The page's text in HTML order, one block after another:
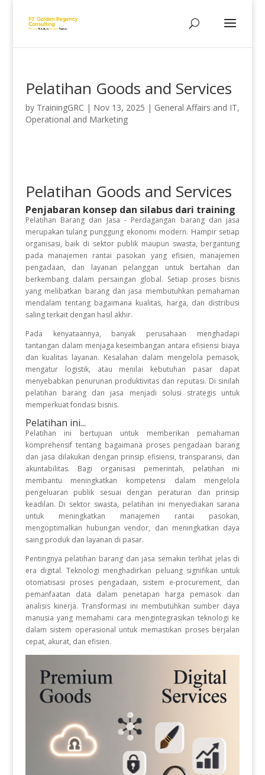
Pelatihan Goods and Services
by TrainingGRC | Nov 13, 2025 | General Affairs and IT,
Operational and Marketing
Pelatihan Goods and Services
Penjabaran konsep dan silabus dari training
Pelatihan Barang dan Jasa - Perdagangan barang dan jasa
merupakan tulang punggung ekonomi modern. Hampir setiap
organisasi, baik di sektor publik maupun swasta, bergantung
pada manajemen rantai pasokan yang efisien, manajemen
pengadaan, dan layanan pelanggan untuk bertahan dan
berkembang dalam persaingan global. Setiap proses bisnis
yang melibatkan barang dan jasa membutuhkan pemahaman
mendalam tentang bagaimana kualitas, harga, dan distribusi
saling terkait dengan hasil akhir.
Pada kenyataannya, banyak perusahaan menghadapi
tantangan dalam menjaga keseimbangan antara efisiensi biaya
dan kualitas layanan. Kesalahan dalam mengelola pemasok,
mengatur logistik, atau menilai kebutuhan pasar dapat
menyebabkan penurunan produktivitas dan reputasi. Di sinilah
pelatihan barang dan jasa menjadi solusi strategis untuk
memperkuat fondasi bisnis.
Pelatihan ini...
Pelatihan ini bertujuan untuk memberikan pemahaman
komprehensif tentang bagaimana proses pengadaan barang
dan jasa dilakukan dengan prinsip efisiensi, transparansi, dan
akuntabilitas. Bagi organisasi pemerintah, pelatihan ini
membantu meningkatkan kompetensi dalam mengelola
pengeluaran publik sesuai dengan peraturan dan prinsip
keadilan. Di sektor swasta, pelatihan ini menyediakan sarana
untuk meningkatkan manajemen rantai pasokan,
mengoptimalkan hubungan vendor, dan meningkatkan daya
saing produk dan layanan di pasar.
Pentingnya pelatihan barang dan jasa semakin terlihat jelas di
era digital. Teknologi menghadirkan peluang signifikan untuk
otomatisasi proses pengadaan, sistem e-procurement, dan
pemanfaatan data dalam penetapan harga pemasok dan
analisis kinerja. Transformasi ini membutuhkan sumber daya
manusia yang memahami cara mengintegrasikan teknologi ke
dalam sistem operasional untuk memastikan proses berjalan
cepat, akurat, dan efisien.